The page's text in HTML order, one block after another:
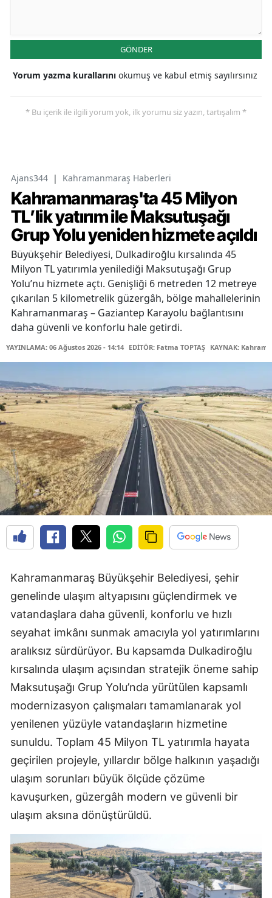
GÖNDER
Yorum yazma kurallarını okumuş ve kabul etmiş sayılırsınız
* Bu içerik ile ilgili yorum yok, ilk yorumu siz yazın, tartışalım *
Ajans344 | Kahramanmaraş Haberleri
Kahramanmaraş'ta 45 Milyon
TL’lik yatırım ile Maksutuşağı
Grup Yolu yeniden hizmete açıldı
Büyükşehir Belediyesi, Dulkadiroğlu kırsalında 45
Milyon TL yatırımla yenilediği Maksutuşağı Grup
Yolu’nu hizmete açtı. Genişliği 6 metreden 12 metreye
çıkarılan 5 kilometrelik güzergâh, bölge mahallelerinin
Kahramanmaraş – Gaziantep Karayolu bağlantısını
daha güvenli ve konforlu hale getirdi.
YAYINLAMA: 06 Ağustos 2026 - 14:14 EDİTÖR: Fatma TOPTAŞ KAYNAK:
Kahramanmaraş Büyükşehir Belediyesi, şehir
genelinde ulaşım altyapısını güçlendirmek ve
vatandaşlara daha güvenli, konforlu ve hızlı
seyahat imkânı sunmak amacıyla yol yatırımlarını
aralıksız sürdürüyor. Bu kapsamda Dulkadiroğlu
kırsalında ulaşım açısından stratejik öneme sahip
Maksutuşağı Grup Yolu’nda yürütülen kapsamlı
modernizasyon çalışmaları tamamlanarak yol
yenilenen yüzüyle vatandaşların hizmetine
sunuldu. Toplam 45 Milyon TL yatırımla hayata
geçirilen projeyle, yıllardır bölge halkının yaşadığı
ulaşım sorunları büyük ölçüde çözüme
kavuşurken, güzergâh modern ve güvenli bir
ulaşım aksına dönüştürüldü.